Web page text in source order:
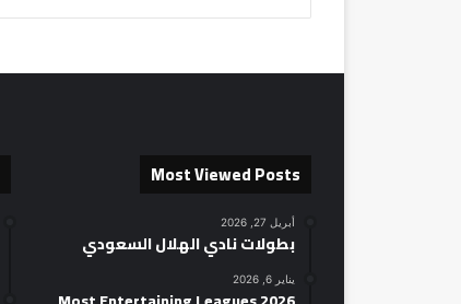
Most Viewed Posts
أبريل 27, 2026
بطولات نادي الهلال السعودي
يناير 6, 2026